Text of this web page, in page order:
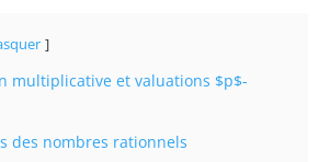
multiplicative et valuations $p$-
des nombres rationnels